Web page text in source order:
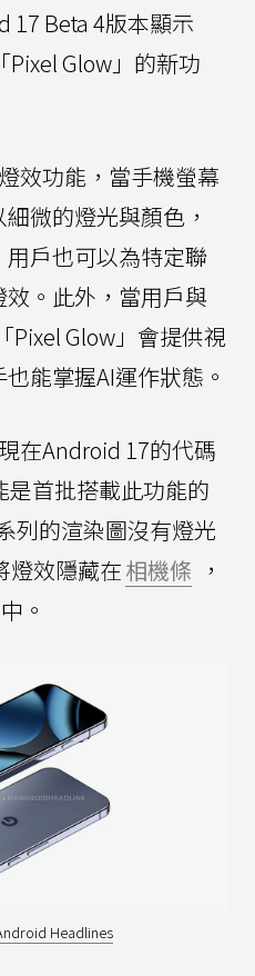
17 Beta 4版本顯示
Glow」的新功
效功能，當手機螢幕
微的燈光與顏色，
戶也可以為特定聯
。此外，當用戶與
Pixel Glow」會提供視
能掌握AI運作狀態。
在Android 17的代碼
是首批搭載此功能的
列的渲染圖沒有燈光
燈效隱藏在相機條 ，
。
Headlines